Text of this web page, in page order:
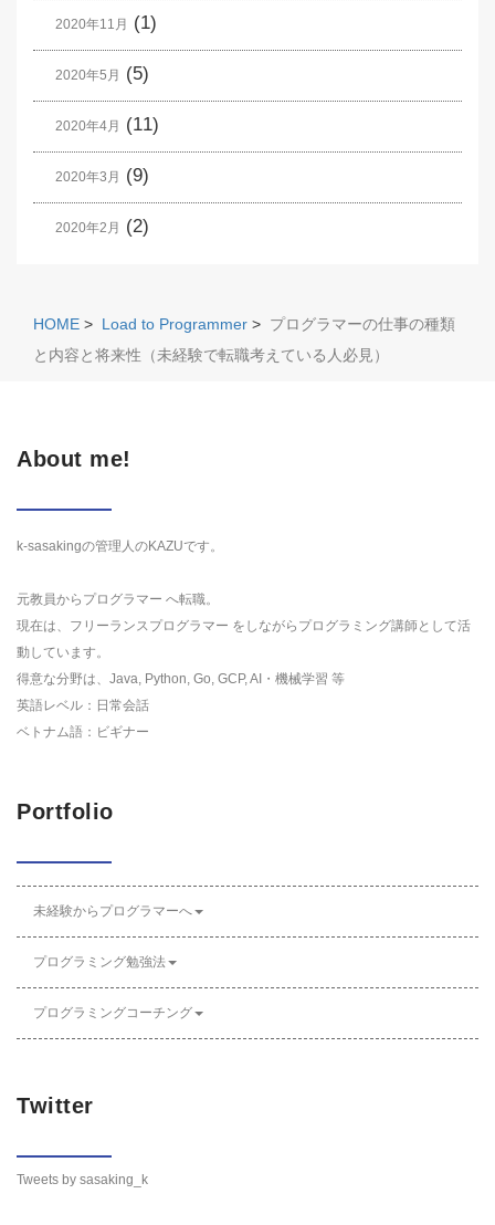
2020年11月 (1)
2020年5月 (5)
2020年4月 (11)
2020年3月 (9)
2020年2月 (2)
HOME > Load to Programmer > プログラマーの仕事の種類
と内容と将来性（未経験で転職考えている人必見）
About me!
k-sasakingの管理人のKAZUです。
元教員からプログラマー へ転職。
現在は、フリーランスプログラマー をしながらプログラミング講師として活
動しています。
得意な分野は、Java, Python, Go, GCP, AI・機械学習 等
英語レベル：日常会話
ベトナム語：ビギナー
Portfolio
未経験からプログラマーへ
プログラミング勉強法
プログラミングコーチング
Twitter
Tweets by sasaking_k